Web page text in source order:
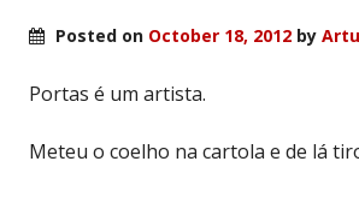
Posted on October 18, 2012 by
Portas é um artista.
Meteu o coelho na cartola e de lá